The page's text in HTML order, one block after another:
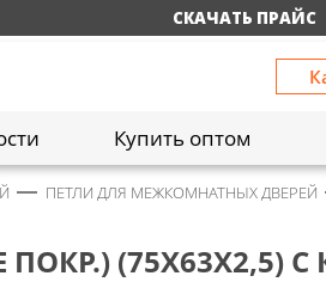
СКАЧАТЬ ПРАЙС
Купить оптом
ПЕТЛИ ДЛЯ МЕЖКОМНАТНЫХ ДВЕРЕЙ
(75Х63Х2,5)